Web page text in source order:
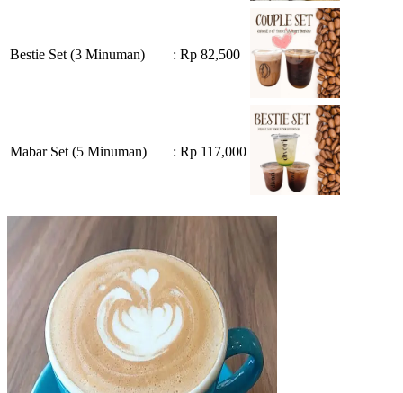
Bestie Set (3 Minuman) : Rp 82,500
Mabar Set (5 Minuman) : Rp 117,000